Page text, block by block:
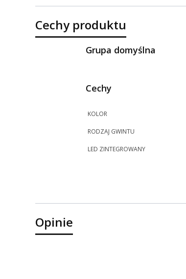
Cechy produktu
Grupa domyślna
Cechy
KOLOR
RODZAJ GWINTU
LED ZINTEGROWANY
Opinie